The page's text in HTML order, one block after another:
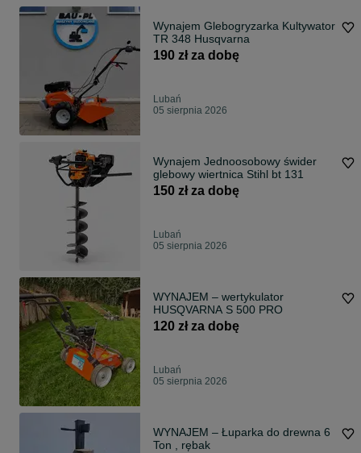
Wynajem Glebogryzarka Kultywator
TR 348 Husqvarna
190 zł za dobę
Lubań
05 sierpnia 2026
Wynajem Jednoosobowy świder
glebowy wiertnica Stihl bt 131
150 zł za dobę
Lubań
05 sierpnia 2026
WYNAJEM – wertykulator
HUSQVARNA S 500 PRO
120 zł za dobę
Lubań
05 sierpnia 2026
WYNAJEM – Łuparka do drewna 6
Ton , rębak